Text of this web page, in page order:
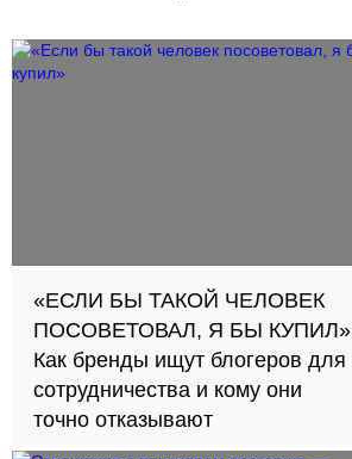
«ЕСЛИ БЫ ТАКОЙ ЧЕЛОВЕК
ПОСОВЕТОВАЛ, Я БЫ КУПИЛ»
Как бренды ищут блогеров для
сотрудничества и кому они
точно отказывают